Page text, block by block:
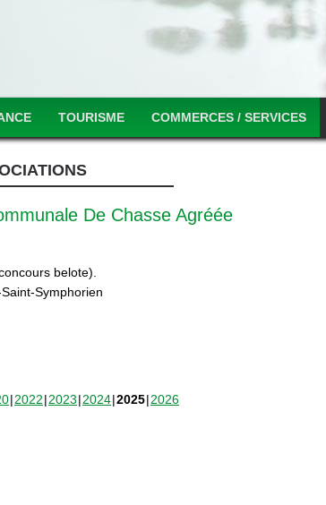
TOURISME COMMERCES / SERVICES
De Chasse Agréée
belote).
Symphorien
2022 2023 2024 2025 2026